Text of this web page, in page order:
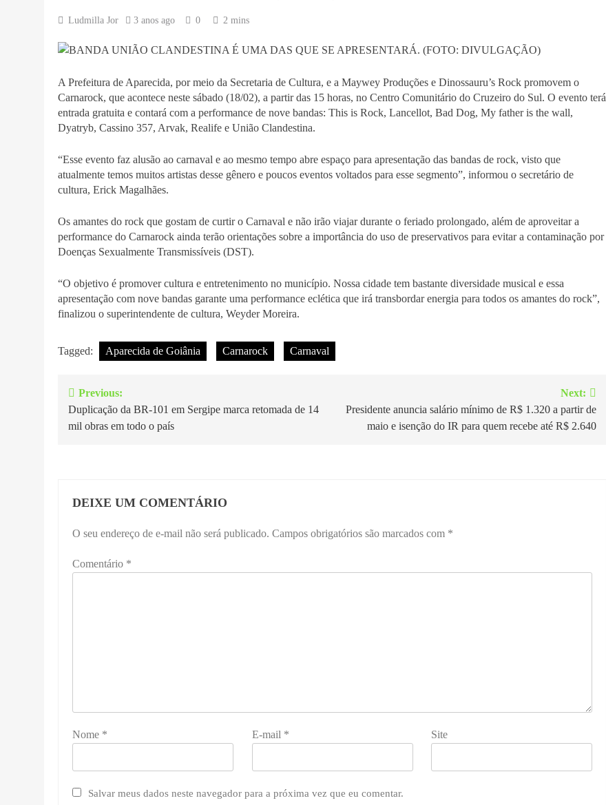
Ludmilla Jor 3 anos ago 0 2 mins
A Prefeitura de Aparecida, por meio da Secretaria de Cultura, e a Maywey Produções e Dinossauru’s Rock promovem o
Carnarock, que acontece neste sábado (18/02), a partir das 15 horas, no Centro Comunitário do Cruzeiro do Sul. O evento terá
entrada gratuita e contará com a performance de nove bandas: This is Rock, Lancellot, Bad Dog, My father is the wall,
Dyatryb, Cassino 357, Arvak, Realife e União Clandestina.
“Esse evento faz alusão ao carnaval e ao mesmo tempo abre espaço para apresentação das bandas de rock, visto que
atualmente temos muitos artistas desse gênero e poucos eventos voltados para esse segmento”, informou o secretário de
cultura, Erick Magalhães.
Os amantes do rock que gostam de curtir o Carnaval e não irão viajar durante o feriado prolongado, além de aproveitar a
performance do Carnarock ainda terão orientações sobre a importância do uso de preservativos para evitar a contaminação por
Doenças Sexualmente Transmissíveis (DST).
“O objetivo é promover cultura e entretenimento no município. Nossa cidade tem bastante diversidade musical e essa
apresentação com nove bandas garante uma performance eclética que irá transbordar energia para todos os amantes do rock”,
finalizou o superintendente de cultura, Weyder Moreira.
Tagged: Aparecida de Goiânia Carnarock Carnaval
Navegação
de
Previous:
Duplicação da BR-101 em Sergipe marca retomada de 14
mil obras em todo o país
Next:
Presidente anuncia salário mínimo de R$ 1.320 a partir de
maio e isenção do IR para quem recebe até R$ 2.640
DEIXE UM COMENTÁRIO
O seu endereço de e-mail não será publicado. Campos obrigatórios são marcados com *
Comentário *
Nome * E-mail * Site
Salvar meus dados neste navegador para a próxima vez que eu comentar.